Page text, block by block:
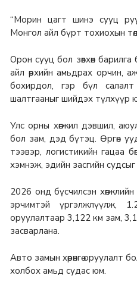
“Морин цагт шинэ сууц
Монгол айл бүрт тохиохын
Орон сууц бол зөвхөн
айл өрхийн амьдрах орчин,
бохирдол, гэр бүл
шалтгааныг шийдэх түлхүүр
Улс орны хөгжил дэвшил,
бол зам, дэд бүтэц. Өргөн
тээвэр, логистикийн гацаа
хэмнэж, эдийн засгийн
2026 онд бүсчилсэн
эрчимтэй үргэлжлүүлж, 1.2
оруулалтаар 3,122 км зам,
засварлана.
Авто замын хөрөнгө оруулалт
холбох амьд судас юм.